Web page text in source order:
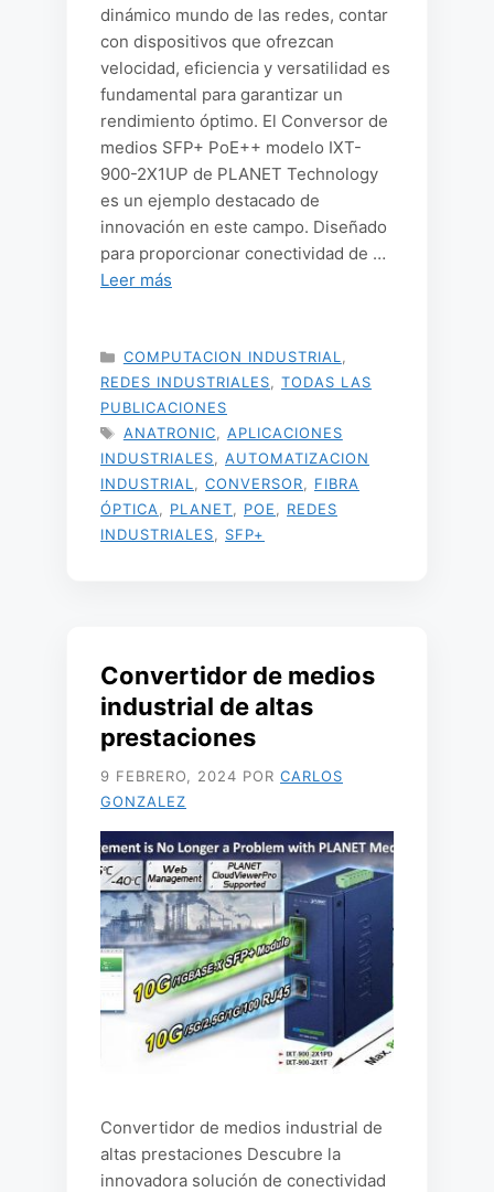
dinámico mundo de las redes, contar
con dispositivos que ofrezcan
velocidad, eficiencia y versatilidad es
fundamental para garantizar un
rendimiento óptimo. El Conversor de
medios SFP+ PoE++ modelo IXT-
900-2X1UP de PLANET Technology
es un ejemplo destacado de
innovación en este campo. Diseñado
para proporcionar conectividad de …
Leer más
CATEGORÍAS
COMPUTACION INDUSTRIAL
REDES INDUSTRIALES
TODAS LAS
PUBLICACIONES
ETIQUETAS
ANATRONIC
APLICACIONES
INDUSTRIALES
AUTOMATIZACION
INDUSTRIAL
CONVERSOR
FIBRA
ÓPTICA
PLANET POE
REDES
INDUSTRIALES
SFP+
Convertidor de medios
industrial de altas
prestaciones
9 FEBRERO, 2024 POR CARLOS
GONZALEZ
Convertidor de medios industrial de
altas prestaciones Descubre la
innovadora solución de conectividad